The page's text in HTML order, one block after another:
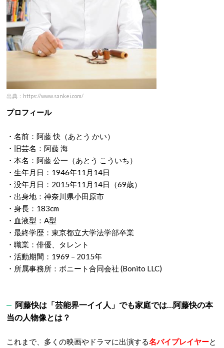
出典：https://www.sankei.com/
プロフィール
・名前：阿藤 快（あとう かい）
・旧芸名：阿藤 海
・本名：阿藤 公一（あとう こういち）
・生年月日：1946年11月14日
・没年月日：2015年11月14日（69歳）
・出身地：神奈川県小田原市
・身長：183cm
・血液型：A型
・最終学歴：東京都立大学法学部卒業
・職業：俳優、タレント
・活動期間：1969 – 2015年
・所属事務所：ボニート合同会社 (Bonito LLC)
阿藤快は「芸能界一イイ人」でも家庭では…阿藤快の本
当の人物像とは？
これまで、多くの映画やドラマに出演する名バイプレイヤーと